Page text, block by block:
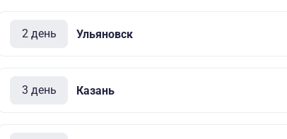
2 день Ульяновск
3 день Казань